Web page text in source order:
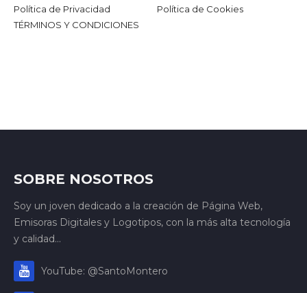
Política de Privacidad
Política de Cookies
TÉRMINOS Y CONDICIONES
SOBRE NOSOTROS
Soy un joven dedicado a la creación de Página Web,
Emisoras Digitales y Logotipos, con la más alta tecnología
y calidad...
YouTube: @SantoMontero